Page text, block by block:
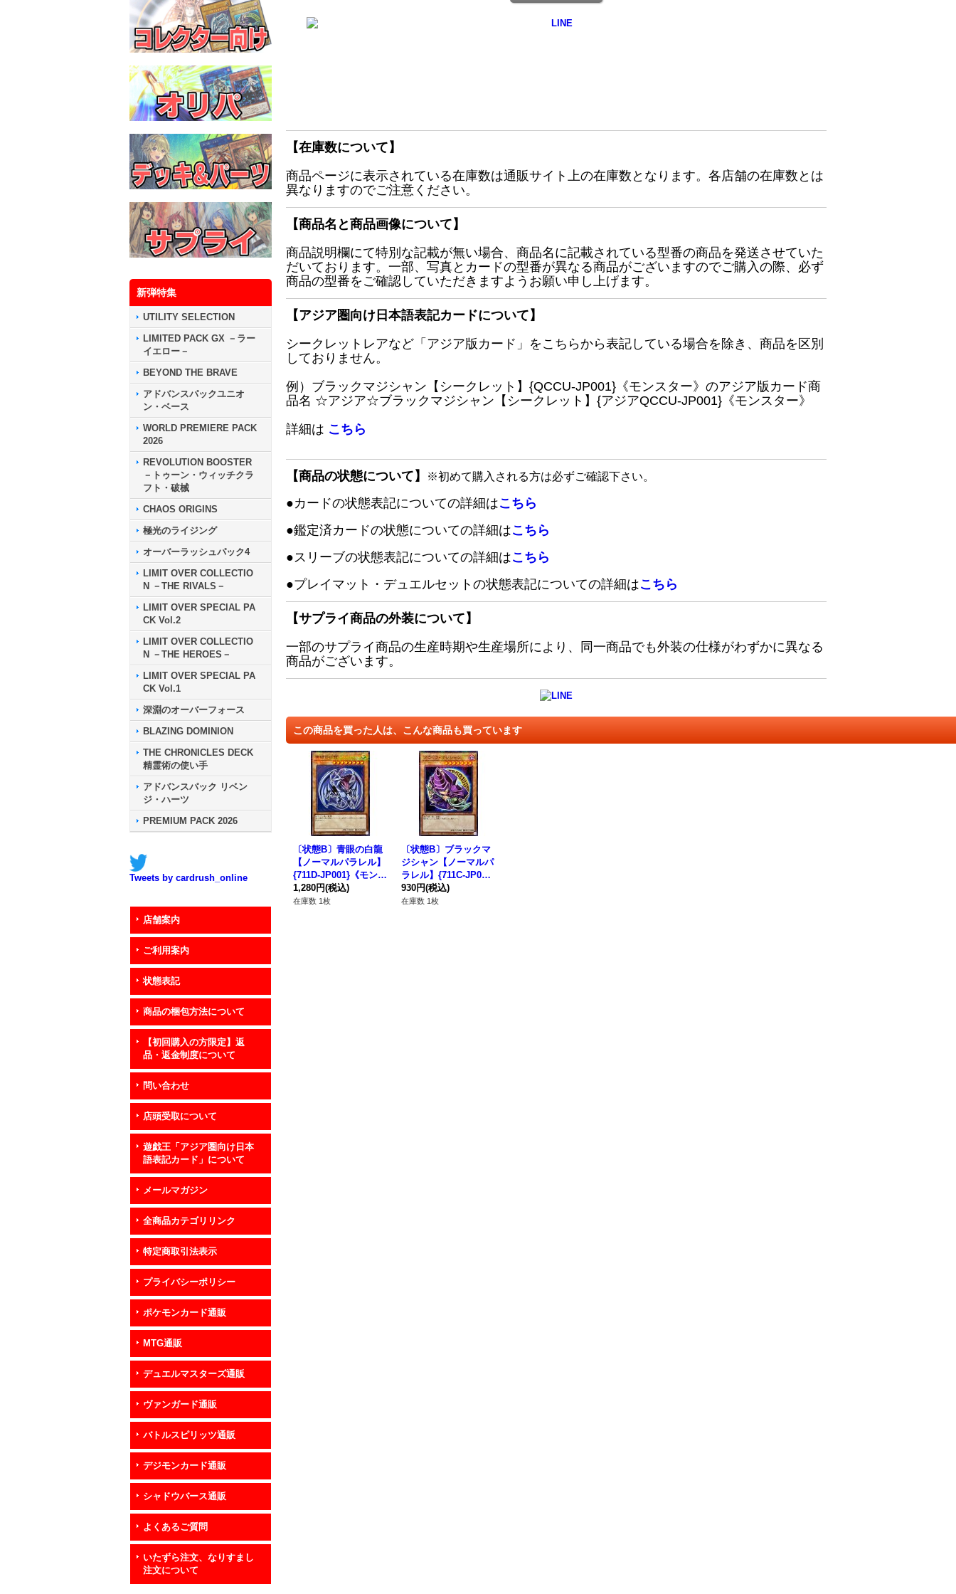
新弾特集
UTILITY SELECTION
LIMITED PACK GX －ラー
イエロー－
BEYOND THE BRAVE
アドバンスパックユニオ
ン・ベース
WORLD PREMIERE PACK
2026
REVOLUTION BOOSTER
－トゥーン・ウィッチクラ
フト・破械
CHAOS ORIGINS
極光のライジング
オーバーラッシュパック4
LIMIT OVER COLLECTIO
N －THE RIVALS－
LIMIT OVER SPECIAL PA
CK Vol.2
LIMIT OVER COLLECTIO
N －THE HEROES－
LIMIT OVER SPECIAL PA
CK Vol.1
深淵のオーバーフォース
BLAZING DOMINION
THE CHRONICLES DECK
精霊術の使い手
アドバンスパック リベン
ジ・ハーツ
PREMIUM PACK 2026
Tweets by cardrush_online
店舗案内
ご利用案内
状態表記
商品の梱包方法について
【初回購入の方限定】返
品・返金制度について
問い合わせ
店頭受取について
遊戯王「アジア圏向け日本
語表記カード」について
メールマガジン
全商品カテゴリリンク
特定商取引法表示
プライバシーポリシー
ポケモンカード通販
MTG通販
デュエルマスターズ通販
ヴァンガード通販
バトルスピリッツ通販
デジモンカード通販
シャドウバース通販
よくあるご質問
いたずら注文、なりすまし
注文について
【在庫数について】
商品ページに表示されている在庫数は通販サイト上の在庫数となります。各店舗の在庫数とは
異なりますのでご注意ください。
【商品名と商品画像について】
商品説明欄にて特別な記載が無い場合、商品名に記載されている型番の商品を発送させていた
だいております。一部、写真とカードの型番が異なる商品がございますのでご購入の際、必ず
商品の型番をご確認していただきますようお願い申し上げます。
【アジア圏向け日本語表記カードについて】
シークレットレアなど「アジア版カード」をこちらから表記している場合を除き、商品を区別
しておりません。
例）ブラックマジシャン【シークレット】{QCCU-JP001}《モンスター》のアジア版カード商
品名 ☆アジア☆ブラックマジシャン【シークレット】{アジアQCCU-JP001}《モンスター》
詳細は こちら
【商品の状態について】 ※初めて購入される方は必ずご確認下さい。
●カードの状態表記についての詳細はこちら
●鑑定済カードの状態についての詳細はこちら
●スリーブの状態表記についての詳細はこちら
●プレイマット・デュエルセットの状態表記についての詳細はこちら
【サプライ商品の外装について】
一部のサプライ商品の生産時期や生産場所により、同一商品でも外装の仕様がわずかに異なる
商品がございます。
この商品を買った人は、こんな商品も買っています
〔状態B〕青眼の白龍
【ノーマルパラレル】
{711D-JP001}《モンス
ター》
1,280円(税込)
在庫数 1枚
〔状態B〕ブラックマ
ジシャン【ノーマルパ
ラレル】{711C-JP001}
《モンスター》
930円(税込)
在庫数 1枚